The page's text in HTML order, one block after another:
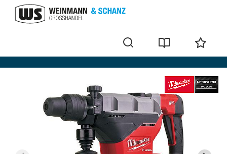
Perforateurs-burineurs sans fil